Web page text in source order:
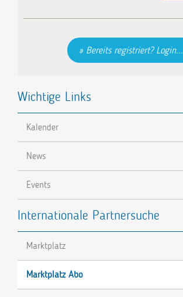
Bereits registriert? Login...
Wichtige Links
Kalender
News
Events
Internationale Partnersuche
Marktplatz
Marktplatz Abo